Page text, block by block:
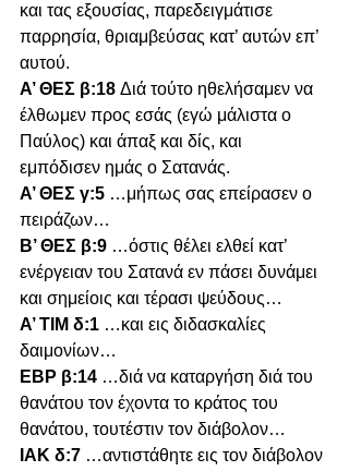
και τας εξουσίας, παρεδειγμάτισε
παρρησία, θριαμβεύσας κατ’ αυτών επ’
αυτού.
Α’ ΘΕΣ β:18 Διά τούτο ηθελήσαμεν να
έλθωμεν προς εσάς (εγώ μάλιστα ο
Παύλος) και άπαξ και δίς, και
εμπόδισεν ημάς ο Σατανάς.
Α’ ΘΕΣ γ:5 …μήπως σας επείρασεν ο
πειράζων…
Β’ ΘΕΣ β:9 …όστις θέλει ελθεί κατ’
ενέργειαν του Σατανά εν πάσει δυνάμει
και σημείοις και τέρασι ψεύδους…
Α’ ΤΙΜ δ:1 …και εις διδασκαλίες
δαιμονίων…
ΕΒΡ β:14 …διά να καταργήση διά του
θανάτου τον έχοντα το κράτος του
θανάτου, τουτέστιν τον διάβολον…
ΙΑΚ δ:7 …αντιστάθητε εις τον διάβολον